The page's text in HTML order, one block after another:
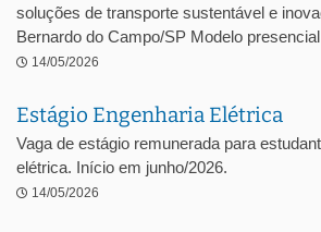
soluções de transporte sustentável e
Bernardo do Campo/SP Modelo
14/05/2026
Estágio Engenharia Elétrica
Vaga de estágio remunerada para
elétrica. Início em junho/2026.
14/05/2026